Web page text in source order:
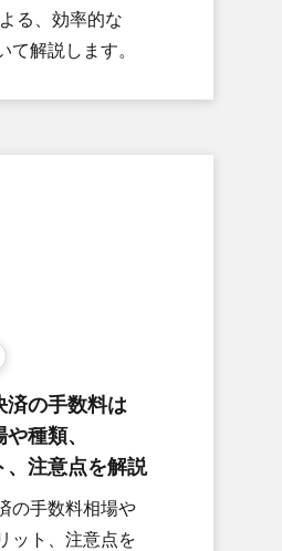
る、​効率的な​
て​解説します。
済の​手数料は​
種類、​
、​注意点を​解説
の​手数料相場や​
ット、​注意点を​